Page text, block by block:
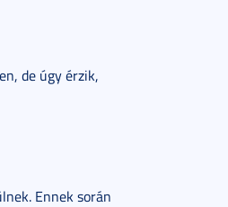
de úgy érzik,
Ennek során